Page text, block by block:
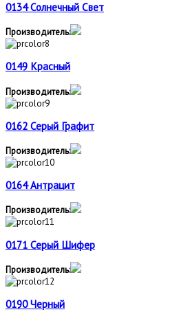
0134 Солнечный Свет
Производитель:
0149 Красный
Производитель:
0162 Серый Графит
Производитель:
0164 Антрацит
Производитель:
0171 Серый Шифер
Производитель:
0190 Черный